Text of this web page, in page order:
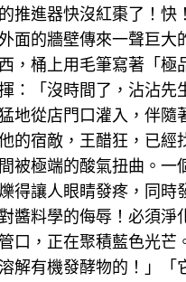
推進器快沒紅棗了！
面的牆壁傳來一聲巨
，桶上用毛筆寫著「
：「沒時間了，沾沾
地從店門口灌入，伴
的宿敵，王醋狂，已
被極端的酸氣扭曲。
得讓人眼睛發疼，同
醬料學的侮辱！必須
口，正在聚積藍色光
解有機發酵物的！」